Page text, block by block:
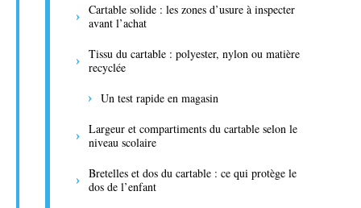
Cartable solide : les zones d’usure à inspecter
avant l’achat
Tissu du cartable : polyester, nylon ou matière
recyclée
Un test rapide en magasin
Largeur et compartiments du cartable selon le
niveau scolaire
Bretelles et dos du cartable : ce qui protège le
dos de l’enfant